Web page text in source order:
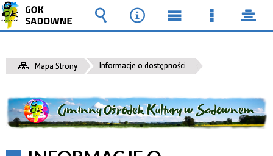
Mapa Strony Informacje o dostępności
Wyszukiwarka
Narzędzia
MenuMenu